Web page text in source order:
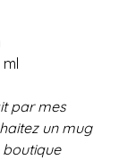
par mes
un mug